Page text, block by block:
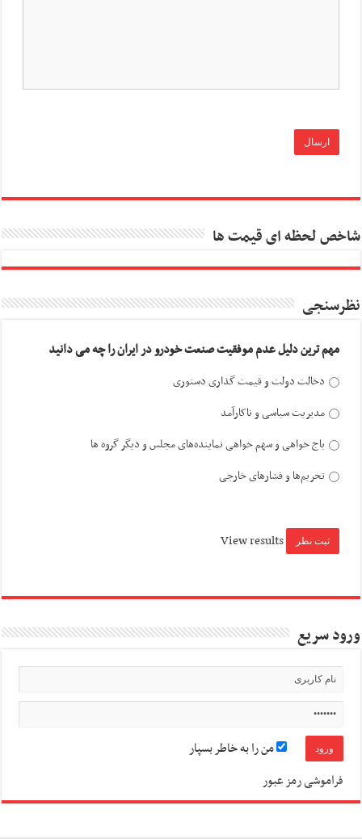
شاخص لحظه ای قیمت ها
نظرسنجی
مهم ترین دلیل عدم موفقیت صنعت خودرو در ایران را چه می دانید
دخالت دولت و قیمت گذاری دستوری
مدیریت سیاسی و ناکارآمد
باج خواهی و سهم خواهی نماینده‌های مجلس و دیگر گروه ها
تحریم‌ها و فشارهای خارجی
View results
ورود سریع
من را به خاطر بسپار
فراموشی رمز عبور